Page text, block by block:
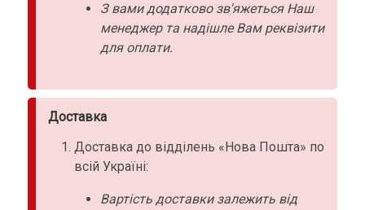
З вами додатково зв'яжеться Наш
менеджер та надішле Вам реквізити
для оплати.
Доставка
Доставка до відділень «Нова Пошта» по
всій Україні:
Вартість доставки залежить від